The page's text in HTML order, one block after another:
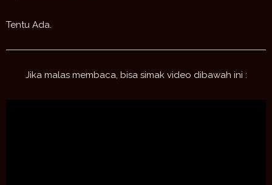
Tentu Ada.
Jika malas membaca, bisa simak video dibawah ini :